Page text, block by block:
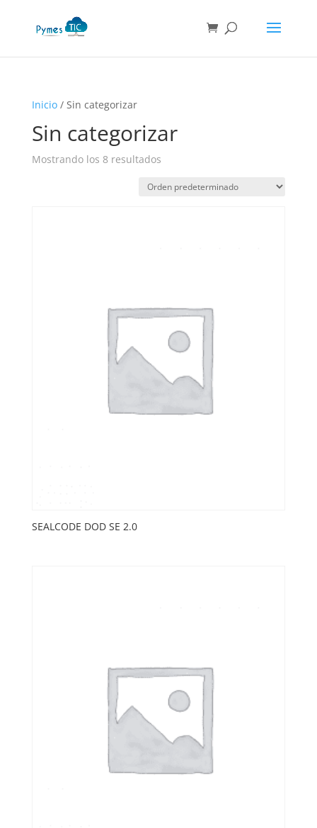
productos
Inicio/ Sin categorizar
Sin categorizar
Mostrando los 8 resultados
SEALCODE DOD SE 2.0